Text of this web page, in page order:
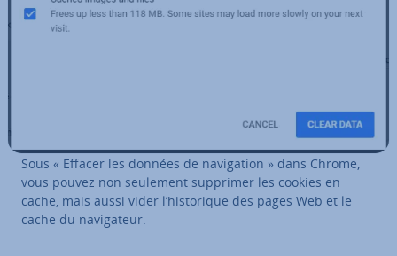
Sous « Effacer les données de na­vi­ga­tion » dans Chrome,
vous pouvez non seulement supprimer les cookies en
cache, mais aussi vider l’his­to­rique des pages Web et le
cache du na­vi­ga­teur.